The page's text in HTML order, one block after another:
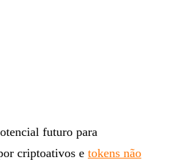
futuro para
criptoativos e tokens não